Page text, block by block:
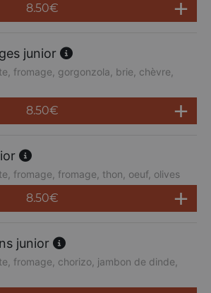
8.50€
junior
fromage, gorgonzola, brie, chèvre,
8.50€
fromage, fromage, thon, oeuf, olives
8.50€
junior
fromage, chorizo, jambon de dinde,